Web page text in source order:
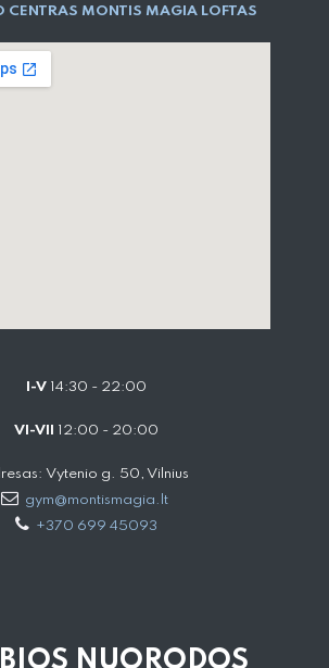
CENTRAS MONTIS MAGIA LOFTAS
I-V14:30 - 22:00
VI-VII 12:00 - 20:00
Vytenio g. 50, Vilnius
gym@montismagia.lt
+370 699 45093
NUORODOS